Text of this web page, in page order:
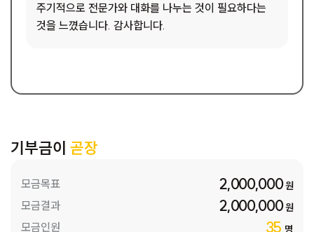
주기적으로 전문가와 대화를 나누는 것이 필요하다는
것을 느꼈습니다. 감사합니다.
기부금이 곧장
모금목표 2,000,000원
모금결과 2,000,000원
모금인원 35 명